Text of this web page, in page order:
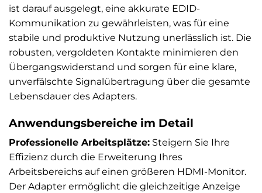
ist darauf ausgelegt, eine akkurate EDID-
Kommunikation zu gewährleisten, was für eine
stabile und produktive Nutzung unerlässlich ist. Die
robusten, vergoldeten Kontakte minimieren den
Übergangswiderstand und sorgen für eine klare,
unverfälschte Signalübertragung über die gesamte
Lebensdauer des Adapters.
Anwendungsbereiche im Detail
Professionelle Arbeitsplätze: Steigern Sie Ihre
Effizienz durch die Erweiterung Ihres
Arbeitsbereichs auf einen größeren HDMI-Monitor.
Der Adapter ermöglicht die gleichzeitige Anzeige